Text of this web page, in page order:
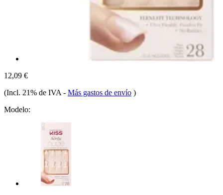
12,09 €
(Incl. 21% de IVA - Más gastos de envío )
Modelo: